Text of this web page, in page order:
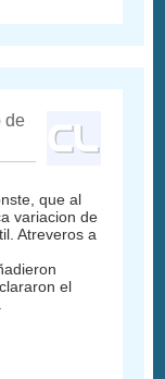
de
que al
variacion de
Atreveros a
el